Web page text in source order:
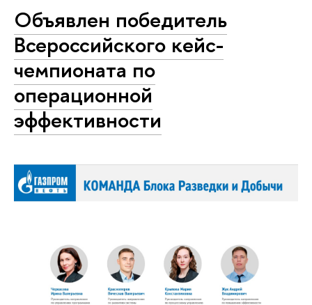
Объявлен победитель
Всероссийского кейс-
чемпионата по
операционной
эффективности